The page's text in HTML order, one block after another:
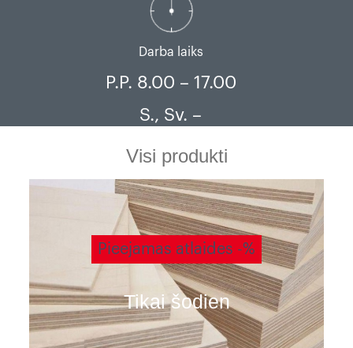
Darba laiks
P.P. 8.00 – 17.00
S., Sv. –
Visi produkti
Pieejamas atlaides -%
Tikai šodien